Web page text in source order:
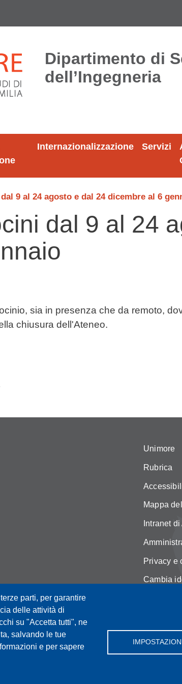
Dipartimento di
dell’Ingegneria
Internazionalizzazione Servizi
9 al 24 agosto e dal 24 dicembre al 6
dal 9 al 24
sia in presenza che da remoto,
chiusura dell'Ateneo.
parti, per garantire
delle attività di
su "Accetta tutti", ne
salvando le tue
e per sapere
IMPOSTAZIONI
Unimore
Rubrica
Mappa
Intranet
Privacy e
Cambia